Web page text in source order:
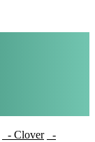
- Clover
-